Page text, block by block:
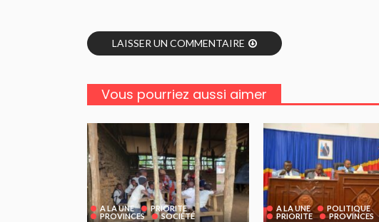
LAISSER UN COMMENTAIRE
Vous pourriez aussi aimer
A LA UNE
PRIORITE
PROVINCES
SOCIÉTÉ
A LA UNE
POLITIQUE
PRIORITE
PROVINCES